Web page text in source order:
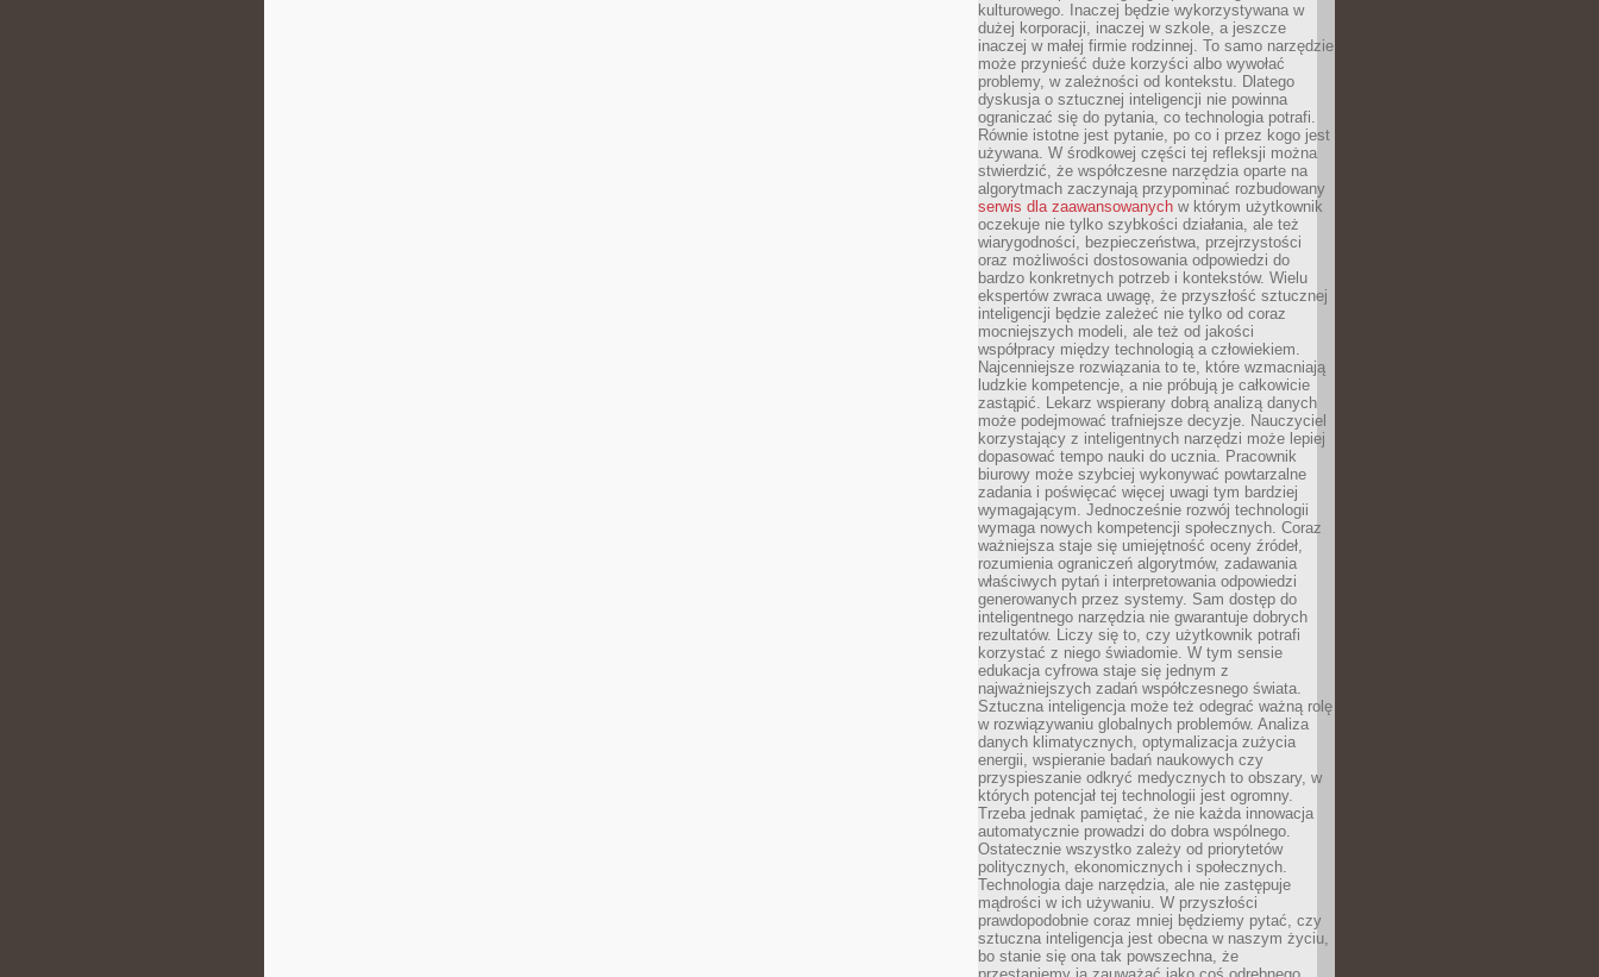
kulturowego. Inaczej będzie wykorzystywana w
dużej korporacji, inaczej w szkole, a jeszcze
inaczej w małej firmie rodzinnej. To samo narzędzie
może przynieść duże korzyści albo wywołać
problemy, w zależności od kontekstu. Dlatego
dyskusja o sztucznej inteligencji nie powinna
ograniczać się do pytania, co technologia potrafi.
Równie istotne jest pytanie, po co i przez kogo jest
używana. W środkowej części tej refleksji można
stwierdzić, że współczesne narzędzia oparte na
algorytmach zaczynają przypominać rozbudowany
serwis dla zaawansowanych w którym użytkownik
oczekuje nie tylko szybkości działania, ale też
wiarygodności, bezpieczeństwa, przejrzystości
oraz możliwości dostosowania odpowiedzi do
bardzo konkretnych potrzeb i kontekstów. Wielu
ekspertów zwraca uwagę, że przyszłość sztucznej
inteligencji będzie zależeć nie tylko od coraz
mocniejszych modeli, ale też od jakości
współpracy między technologią a człowiekiem.
Najcenniejsze rozwiązania to te, które wzmacniają
ludzkie kompetencje, a nie próbują je całkowicie
zastąpić. Lekarz wspierany dobrą analizą danych
może podejmować trafniejsze decyzje. Nauczyciel
korzystający z inteligentnych narzędzi może lepiej
dopasować tempo nauki do ucznia. Pracownik
biurowy może szybciej wykonywać powtarzalne
zadania i poświęcać więcej uwagi tym bardziej
wymagającym. Jednocześnie rozwój technologii
wymaga nowych kompetencji społecznych. Coraz
ważniejsza staje się umiejętność oceny źródeł,
rozumienia ograniczeń algorytmów, zadawania
właściwych pytań i interpretowania odpowiedzi
generowanych przez systemy. Sam dostęp do
inteligentnego narzędzia nie gwarantuje dobrych
rezultatów. Liczy się to, czy użytkownik potrafi
korzystać z niego świadomie. W tym sensie
edukacja cyfrowa staje się jednym z
najważniejszych zadań współczesnego świata.
Sztuczna inteligencja może też odegrać ważną rolę
w rozwiązywaniu globalnych problemów. Analiza
danych klimatycznych, optymalizacja zużycia
energii, wspieranie badań naukowych czy
przyspieszanie odkryć medycznych to obszary, w
których potencjał tej technologii jest ogromny.
Trzeba jednak pamiętać, że nie każda innowacja
automatycznie prowadzi do dobra wspólnego.
Ostatecznie wszystko zależy od priorytetów
politycznych, ekonomicznych i społecznych.
Technologia daje narzędzia, ale nie zastępuje
mądrości w ich używaniu. W przyszłości
prawdopodobnie coraz mniej będziemy pytać, czy
sztuczna inteligencja jest obecna w naszym życiu,
bo stanie się ona tak powszechna, że